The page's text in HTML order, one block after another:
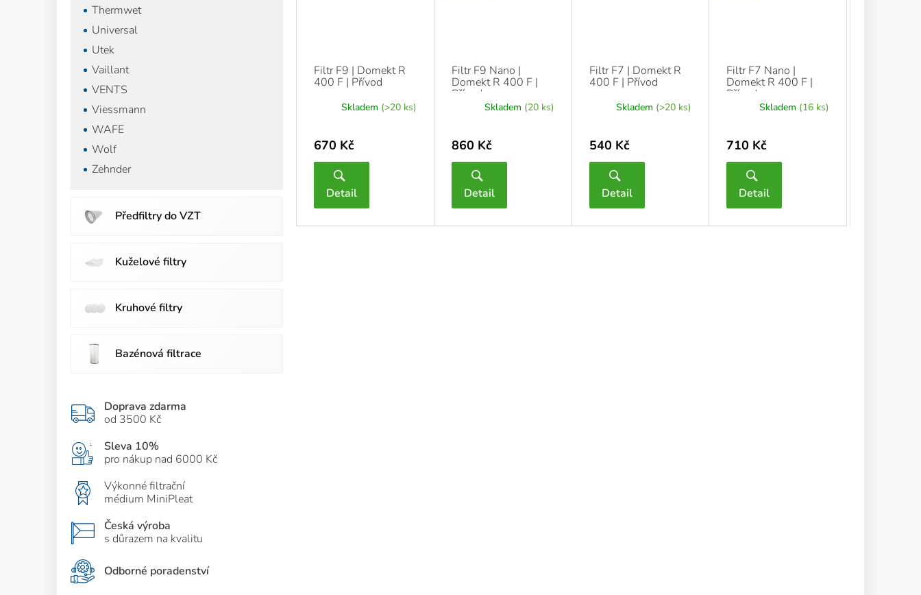
Thermwet
Universal
Utek
Vaillant
VENTS
Viessmann
WAFE
Wolf
Zehnder
Předfiltry do VZT
Kuželové filtry
Kruhové filtry
Bazénová filtrace
Doprava zdarma
od 3500 Kč
Sleva 10%
pro nákup nad 6000 Kč
Výkonné filtrační
médium MiniPleat
Česká výroba
s důrazem na kvalitu
Odborné poradenství
Filtr F9 | Domekt R
400 F | Přívod
Skladem (>20 ks)
670 Kč
Detail
Filtr F9 Nano |
Domekt R 400 F |
Přívod
Skladem (20 ks)
860 Kč
Detail
Filtr F7 | Domekt R
400 F | Přívod
Skladem (>20 ks)
540 Kč
Detail
Filtr F7 Nano |
Domekt R 400 F |
Přívod
Skladem (16 ks)
710 Kč
Detail